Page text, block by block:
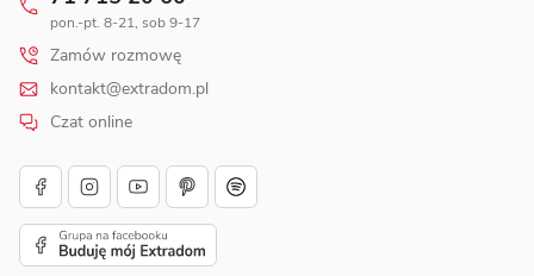
pon.-pt. 8-21, sob 9-17
Zamów rozmowę
kontakt@extradom.pl
Czat online